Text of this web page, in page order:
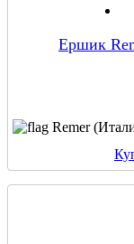
Ершик
Remer